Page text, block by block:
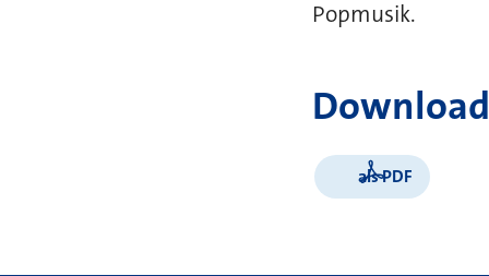
Popmusik.
als PDF